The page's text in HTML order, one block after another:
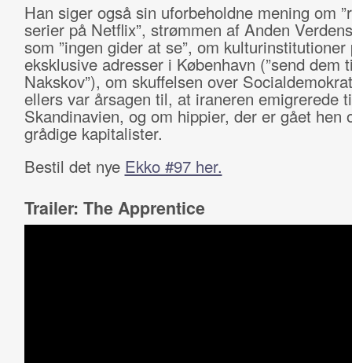
Han siger også sin uforbeholdne mening om
serier på Netflix”, strømmen af Anden
som ”ingen gider at se”, om kulturinstitutioner
eksklusive adresser i København (”send dem
Nakskov”), om skuffelsen over
ellers var årsagen til, at iraneren emigrerede
Skandinavien, og om hippier, der er gået hen
grådige kapitalister.
Bestil det nye Ekko #97 her.
Trailer: The Apprentice